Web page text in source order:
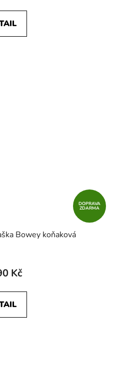
DOPRAVA
ZDARMA
Bowey koňaková
Kč